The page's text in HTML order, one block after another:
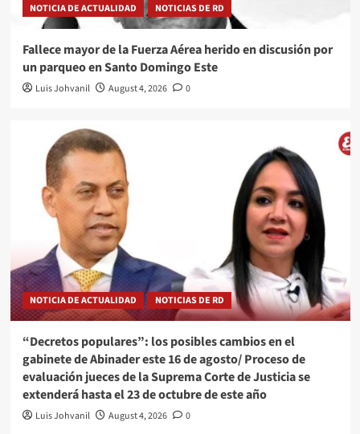
NOTICIA DE ACTUALIDAD NOTICIAS DE RD
Fallece mayor de la Fuerza Aérea herido en discusión por
un parqueo en Santo Domingo Este
Luis Johvanil August 4, 2026 0
NOTICIA DE ACTUALIDAD NOTICIAS DE RD
“Decretos populares”: los posibles cambios en el
gabinete de Abinader este 16 de agosto/ Proceso de
evaluación jueces de la Suprema Corte de Justicia se
extenderá hasta el 23 de octubre de este año
Luis Johvanil August 4, 2026 0